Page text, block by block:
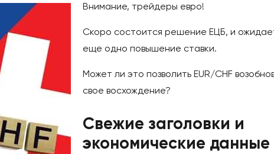
Внимание, трейдеры евро!
Скоро состоится решение ЕЦБ, и
еще одно повышение ставки.
Может ли это позволить EUR/CHF
свое восхождение?
Свежие заголовки и
экономические данные